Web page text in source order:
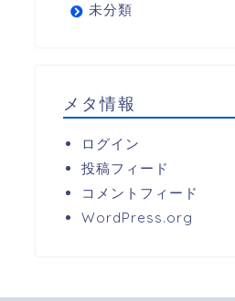
未分類
メタ情報
ログイン
投稿フィード
コメントフィード
WordPress.org